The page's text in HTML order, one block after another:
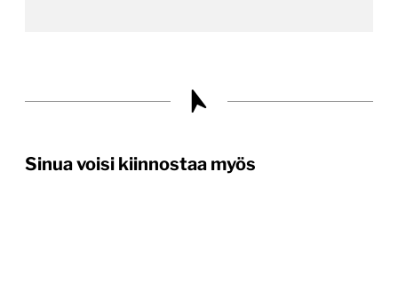
Sinua voisi kiinnostaa myös